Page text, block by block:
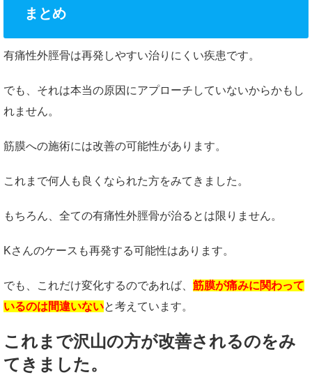
まとめ
有痛性外脛骨は再発しやすい治りにくい疾患です。
でも、それは本当の原因にアプローチしていないからかもし
れません。
筋膜への施術には改善の可能性があります。
これまで何人も良くなられた方をみてきました。
もちろん、全ての有痛性外脛骨が治るとは限りません。
Kさんのケースも再発する可能性はあります。
でも、これだけ変化するのであれば、 筋膜が痛みに関わって
いるのは間違いないと考えています。
これまで沢山の方が改善されるのをみ
てきました。